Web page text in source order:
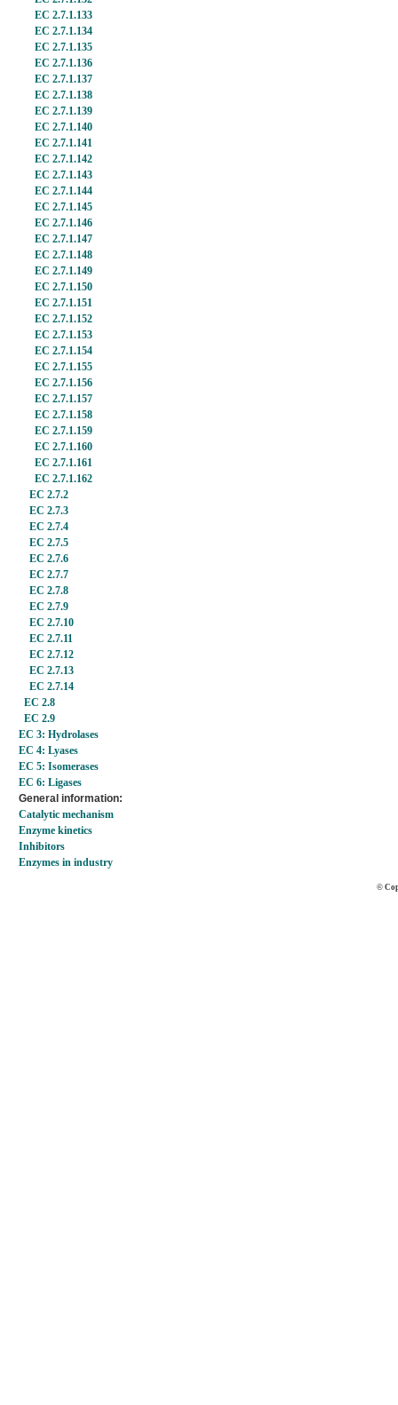
EC 2.7.1.133
EC 2.7.1.134
EC 2.7.1.135
EC 2.7.1.136
EC 2.7.1.137
EC 2.7.1.138
EC 2.7.1.139
EC 2.7.1.140
EC 2.7.1.141
EC 2.7.1.142
EC 2.7.1.143
EC 2.7.1.144
EC 2.7.1.145
EC 2.7.1.146
EC 2.7.1.147
EC 2.7.1.148
EC 2.7.1.149
EC 2.7.1.150
EC 2.7.1.151
EC 2.7.1.152
EC 2.7.1.153
EC 2.7.1.154
EC 2.7.1.155
EC 2.7.1.156
EC 2.7.1.157
EC 2.7.1.158
EC 2.7.1.159
EC 2.7.1.160
EC 2.7.1.161
EC 2.7.1.162
EC 2.7.2
EC 2.7.3
EC 2.7.4
EC 2.7.5
EC 2.7.6
EC 2.7.7
EC 2.7.8
EC 2.7.9
EC 2.7.10
EC 2.7.11
EC 2.7.12
EC 2.7.13
EC 2.7.14
EC 2.8
EC 2.9
EC 3: Hydrolases
EC 4: Lyases
EC 5: Isomerases
EC 6: Ligases
General information:
Catalytic mechanism
Enzyme kinetics
Inhibitors
Enzymes in industry
©